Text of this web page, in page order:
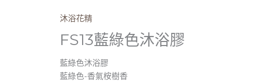
沐浴花精
FS13藍綠色沐浴膠
藍綠色沐浴膠
藍綠色-香氣桉樹香